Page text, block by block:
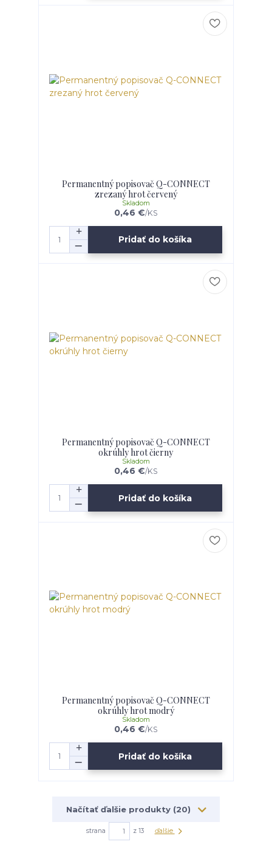
Permanentný popisovač Q-CONNECT
zrezaný hrot červený
0,46 €/KS
Skladom
Pridať do košíka
Permanentný popisovač Q-CONNECT
okrúhly hrot čierny
0,46 €/KS
Skladom
Pridať do košíka
Permanentný popisovač Q-CONNECT
okrúhly hrot modrý
0,46 €/KS
Skladom
Pridať do košíka
Načítať ďalšie produkty (20)
strana z 13 ďalšie